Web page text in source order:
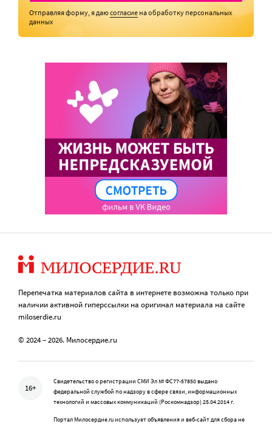
Отправляя форму, я даюсогласие на обработку персональных
данных
Перепечатка материалов сайта в интернете возможна только при
наличии активной гиперссылки на оригинал материала на сайте
miloserdie.ru
© 2024 – 2026. Милосердие.ru
16+
Свидетельство о регистрации СМИ Эл № ФС77-57850 выдано
федеральной службой по надзору в сфере связи, информационных
технологий и массовых коммуникаций (Роскомнадзор) 25.04.2014 г.
Портал Милосердие.ru использует объявления и веб-сайт для сбора не